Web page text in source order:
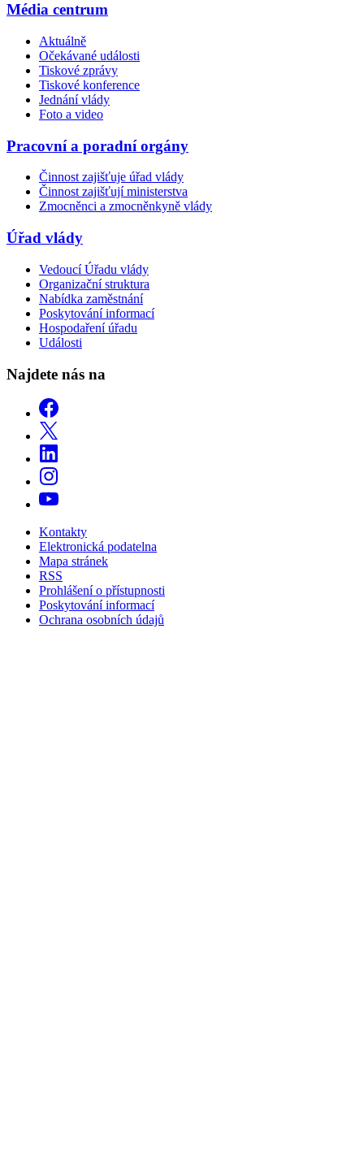
Média centrum
Aktuálně
Očekávané události
Tiskové zprávy
Tiskové konference
Jednání vlády
Foto a video
Pracovní a poradní orgány
Činnost zajišťuje úřad vlády
Činnost zajišťují ministerstva
Zmocněnci a zmocněnkyně vlády
Úřad vlády
Vedoucí Úřadu vlády
Organizační struktura
Nabídka zaměstnání
Poskytování informací
Hospodaření úřadu
Události
Najdete nás na
Kontakty
Elektronická podatelna
Mapa stránek
RSS
Prohlášení o přístupnosti
Poskytování informací
Ochrana osobních údajů